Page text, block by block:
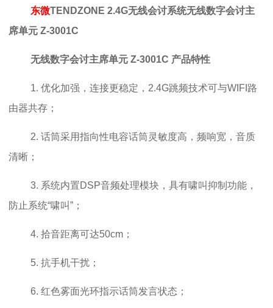
东微TENDZONE 2.4G无线会讨系统无线数字会讨主
席单元 Z-3001C
无线数字会讨主席单元 Z-3001C 产品特性
1. 优化加强，连接更稳定，2.4G跳频技术可与WIFI路
由器共存；
2. 话筒采用指向性电容话筒灵敏度高，频响宽，音质
清晰；
3. 系统内置DSP音频处理模块，具有啸叫抑制功能，
防止系统“啸叫”；
4. 拾音距离可达50cm；
5. 抗手机干扰；
6. 红色雾面光环指示话筒发言状态；